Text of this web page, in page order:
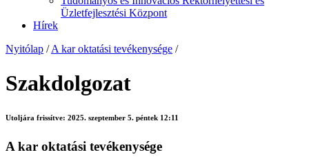
Üzletfejlesztési Központ
Hírek
Nyitólap / A kar oktatási tevékenysége /
Szakdolgozat
Utoljára frissítve: 2025. szeptember 5. péntek 12:11
A kar oktatási tevékenysége